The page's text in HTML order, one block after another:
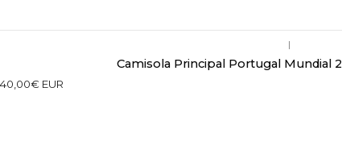
|
Camisola Principal Portugal Mundial
40,00€ EUR